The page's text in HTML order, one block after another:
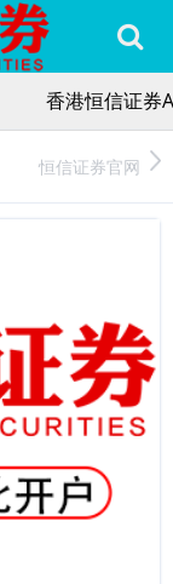
香港恒信证券
恒信证券官网